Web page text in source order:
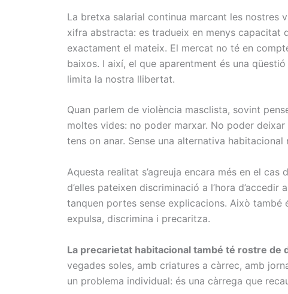
La bretxa salarial continua marcant les nostres
xifra abstracta: es tradueix en menys capacitat
exactament el mateix. El mercat no té en
baixos. I així, el que aparentment és una
limita la nostra llibertat.
Quan parlem de violència masclista, sovint
moltes vides: no poder marxar. No poder
tens on anar. Sense una alternativa
Aquesta realitat s’agreuja encara més en el
d’elles pateixen discriminació a l’hora
tanquen portes sense explicacions. Això
expulsa, discrimina i precaritza.
La precarietat habitacional també té rostre de
vegades soles, amb criatures a càrrec, amb
un problema individual: és una càrrega que